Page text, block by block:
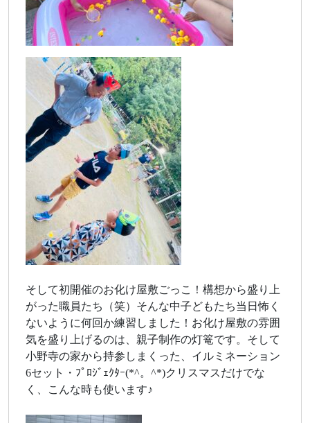
そして初開催のお化け屋敷ごっこ！構想から盛り上
がった職員たち（笑）そんな中子どもたち当日怖く
ないように何回か練習しました！お化け屋敷の雰囲
気を盛り上げるのは、親子制作の灯篭です。そして
小野寺の家から持参しまくった、イルミネーション
6セット・ﾌﾟﾛｼﾞｪｸﾀｰ(*^。^*)クリスマスだけでな
く、こんな時も使います♪